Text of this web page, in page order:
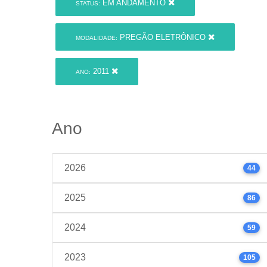
STATUS: EM ANDAMENTO
MODALIDADE: PREGÃO ELETRÔNICO
ANO: 2011
Ano
2026 44
2025 86
2024 59
2023 105